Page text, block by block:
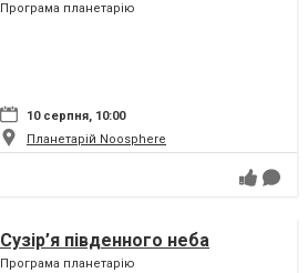
Програма планетарію
10 серпня, 10:00
Планетарій Noosphere
Сузір’я південного неба
Програма планетарію